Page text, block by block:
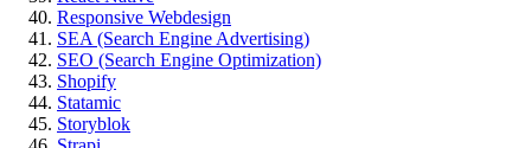
Responsive Webdesign
SEA (Search Engine Advertising)
SEO (Search Engine Optimization)
Shopify
Statamic
Storyblok